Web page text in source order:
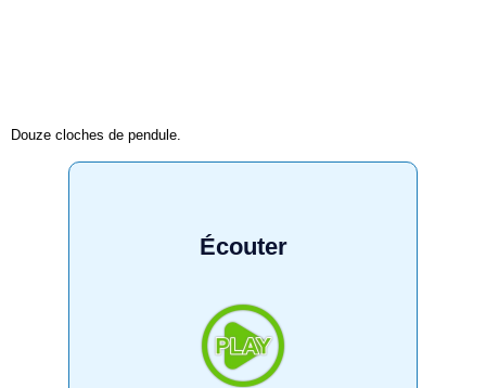
Douze cloches de pendule.
Écouter